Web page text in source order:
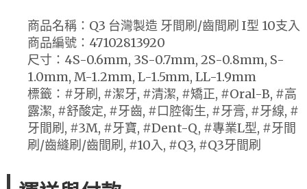
商品名稱：Q3 台灣製造 牙間刷/齒間刷 I型 10支入
商品編號：47102813920
尺寸：4S-0.6mm, 3S-0.7mm, 2S-0.8mm, S-
1.0mm, M-1.2mm, L-1.5mm, LL-1.9mm
標籤：#牙刷, #潔牙, #清潔, #矯正, #Oral-B, #高
露潔, #舒酸定, #牙齒, #口腔衛生, #牙膏, #牙線, #
牙間刷, #3M, #牙寶, #Dent-Q, #專業L型, #牙間
刷/齒縫刷/齒間刷, #10入, #Q3, #Q3牙間刷